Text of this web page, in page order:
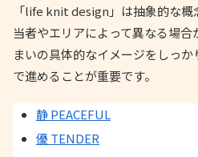
「life knit design」は抽象的な
当者やエリアによって異なる場
まいの具体的なイメージをしっ
で進めることが重要です。
静 PEACEFUL
優 TENDER